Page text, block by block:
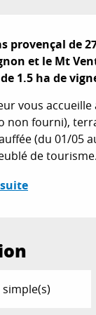
provençal de
et le Mt
1.5 ha de
vous
non fourni),
(du 01/05
de
simple(s)